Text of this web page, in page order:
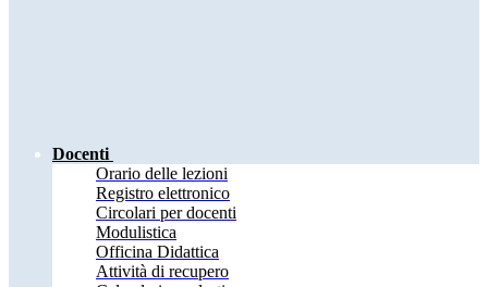
Docenti
Orario delle lezioni
Registro elettronico
Circolari per docenti
Modulistica
Officina Didattica
Attività di recupero